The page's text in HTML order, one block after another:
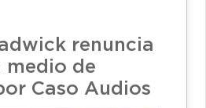
renuncia
medio de
Caso Audios